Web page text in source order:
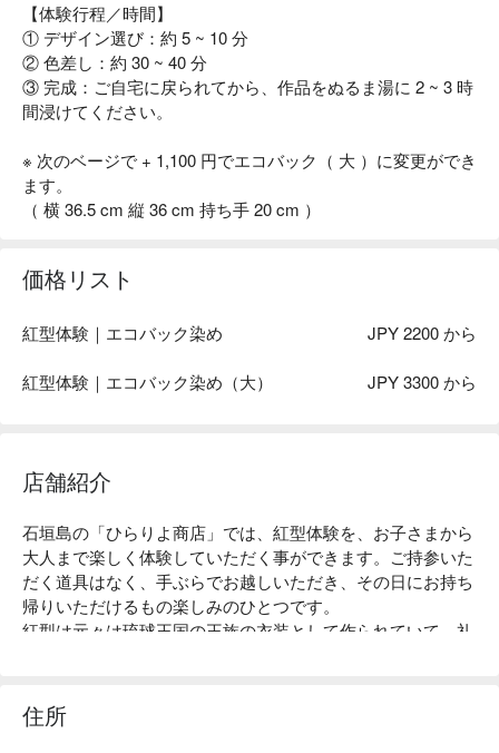
【体験行程／時間】
① デザイン選び：約 5 ~ 10 分
② 色差し：約 30 ~ 40 分
③ 完成：ご自宅に戻られてから、作品をぬるま湯に 2 ~ 3 時
間浸けてください。
※ 次のベージで + 1,100 円でエコバック（ 大 ）に変更ができ
ます。
（ 横 36.5 cm 縦 36 cm 持ち手 20 cm ）
価格リスト
紅型体験｜エコバック染め JPY 2200 から
紅型体験｜エコバック染め（大） JPY 3300 から
店舗紹介
石垣島の「ひらりよ商店」では、紅型体験を、お子さまから
大人まで楽しく体験していただく事ができます。ご持参いた
だく道具はなく、手ぶらでお越しいただき、その日にお持ち
帰りいただけるもの楽しみのひとつです。
紅型は元々は琉球王国の王族の衣装として作られていて、礼
様と言われ、さまざまな色で模様をつける事が「紅型」と呼
ばれています。そして現在では、洋服や雑貨など様々なもの
住所